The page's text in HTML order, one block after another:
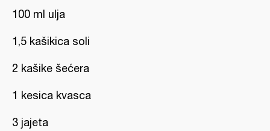
100 ml ulja
1,5 kašikica soli
2 kašike šećera
1 kesica kvasca
3 jajeta